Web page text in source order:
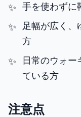
手を使わずに
足幅が広く、
方
日常のウォー
ている方
注意点